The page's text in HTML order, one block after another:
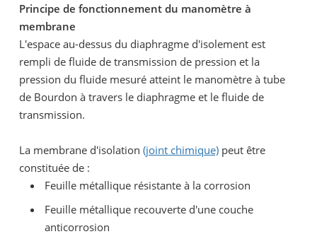
Principe de fonctionnement du manomètre à
membrane
L'espace au-dessus du diaphragme d'isolement est
rempli de fluide de transmission de pression et la
pression du fluide mesuré atteint le manomètre à tube
de Bourdon à travers le diaphragme et le fluide de
transmission.
La membrane d'isolation (joint chimique) peut être
constituée de :
Feuille métallique résistante à la corrosion
Feuille métallique recouverte d'une couche
anticorrosion